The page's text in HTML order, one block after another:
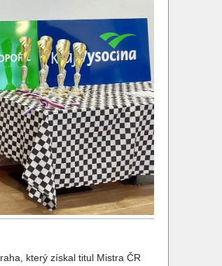
který získal titul Mistra ČR